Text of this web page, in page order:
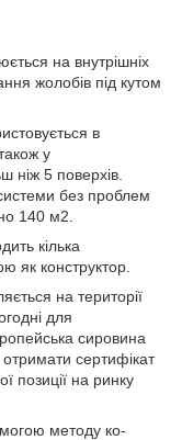
на внутрішніх
жолобів під кутом
в
у
ніж 5 поверхів.
без проблем
140 м2.
кілька
як конструктор.
на території
для
сировина
сертифікат
позиції на ринку
методу ко-